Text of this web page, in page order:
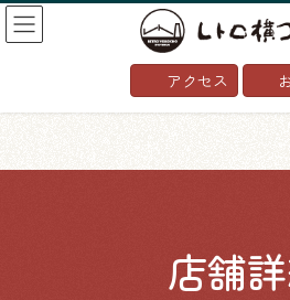
コ
ン
ツ
ス
ナ
ビ
シ
ン
アクセス
店舗